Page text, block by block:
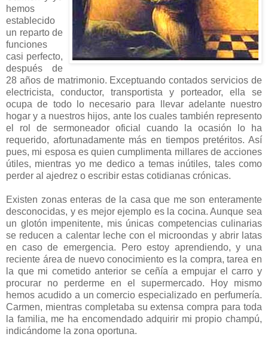
hemos
establecido
un reparto de
funciones
casi perfecto,
después de
28 años de matrimonio. Exceptuando contados servicios de
electricista, conductor, transportista y porteador, ella se
ocupa de todo lo necesario para llevar adelante nuestro
hogar y a nuestros hijos, ante los cuales también represento
el rol de sermoneador oficial cuando la ocasión lo ha
requerido, afortunadamente más en tiempos pretéritos. Así
pues, mi esposa es quien cumplimenta millares de acciones
útiles, mientras yo me dedico a temas inútiles, tales como
perder al ajedrez o escribir estas cotidianas crónicas.
Existen zonas enteras de la casa que me son enteramente
desconocidas, y es mejor ejemplo es la cocina. Aunque sea
un glotón impenitente, mis únicas competencias culinarias
se reducen a calentar leche con el microondas y abrir latas
en caso de emergencia. Pero estoy aprendiendo, y una
reciente área de nuevo conocimiento es la compra, tarea en
la que mi cometido anterior se ceñía a empujar el carro y
procurar no perderme en el supermercado. Hoy mismo
hemos acudido a un comercio especializado en perfumería.
Carmen, mientras completaba su extensa compra para toda
la familia, me ha encomendado adquirir mi propio champú,
indicándome la zona oportuna.